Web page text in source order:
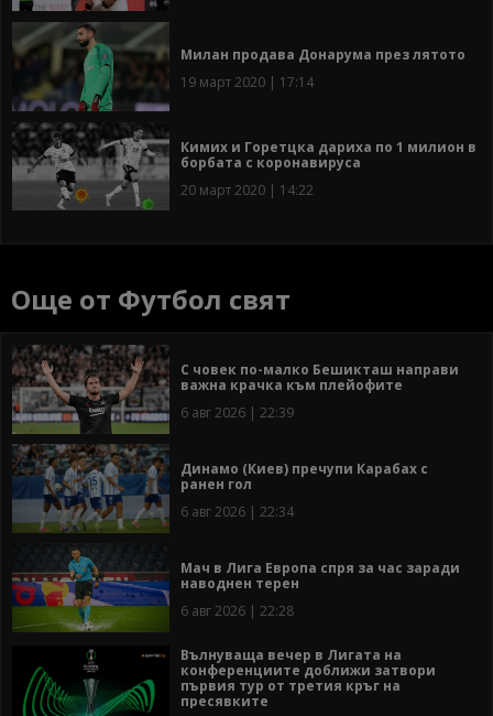
Милан продава Донарума през лятото
19 март 2020 | 17:14
Кимих и Горетцка дариха по 1 милион в
борбата с коронавируса
20 март 2020 | 14:22
Още от Футбол свят
С човек по-малко Бешикташ направи
важна крачка към плейофите
6 авг 2026 | 22:39
Динамо (Киев) пречупи Карабах с
ранен гол
6 авг 2026 | 22:34
Мач в Лига Европа спря за час заради
наводнен терен
6 авг 2026 | 22:28
Вълнуваща вечер в Лигата на
конференциите доближи затвори
първия тур от третия кръг на
пресявките